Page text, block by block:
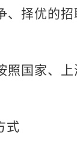
择优的
国家、
式